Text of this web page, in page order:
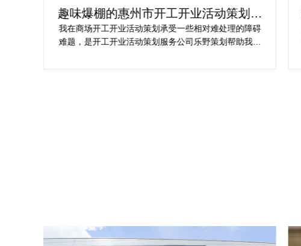
趣味爆棚的惠州市开工开业活动策划方
案精选
我在商场开工开业活动策划承受一些相对难处理的障碍
难题，是开工开业活动策划服务公司乐野策划帮助我完
场开工开业活动策划堪称完美，下次有计划还会选择乐